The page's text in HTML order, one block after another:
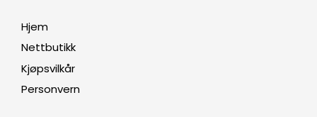
Hjem
Nettbutikk
Kjøpsvilkår
Personvern